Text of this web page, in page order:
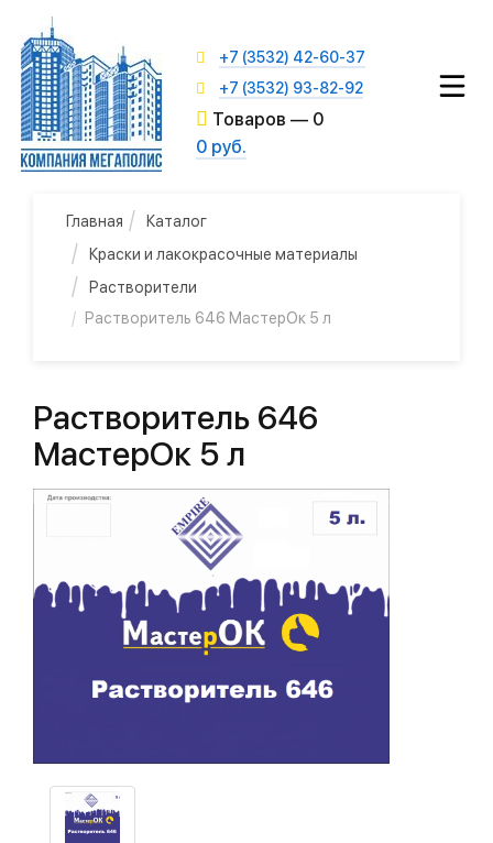
+7 (3532) 42-60-37
+7 (3532) 93-82-92
Товаров — 0
0 руб.
Главная
Каталог
Краски и лакокрасочные материалы
Растворители
Растворитель 646 МастерОк 5 л
Растворитель 646
МастерОк 5 л